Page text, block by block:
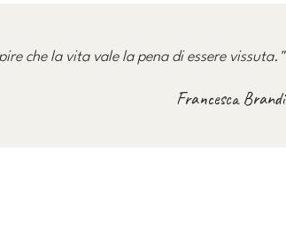
che la vita vale la pena di essere vissuta."
Francesca Brandi